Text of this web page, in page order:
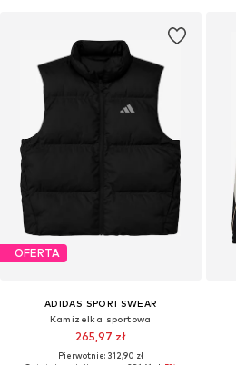
OFERTA
ADIDAS SPORTSWEAR
Kamizelka sportowa
265,97 zł
Pierwotnie: 312,90 zł